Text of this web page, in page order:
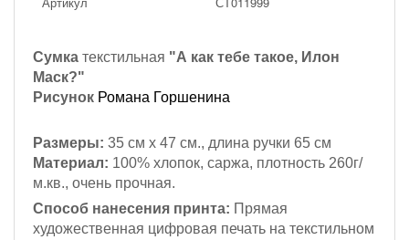
Сумка текстильная "А как тебе такое, Илон
Маск?"
Рисунок Романа Горшенина
Размеры: 35 см х 47 см., длина ручки 65 см
Материал: 100% хлопок, саржа, плотность 260г/
м.кв., очень прочная.
Способ нанесения принта: Прямая
художественная цифровая печать на текстильном